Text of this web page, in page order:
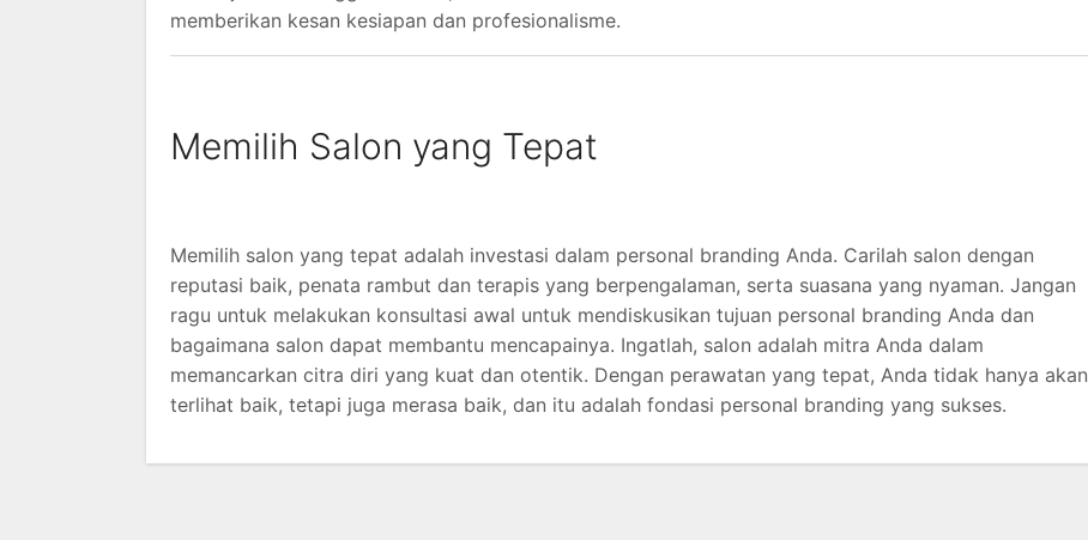
memberikan kesan kesiapan dan profesionalisme.
Memilih Salon yang Tepat
Memilih salon yang tepat adalah investasi dalam personal branding Anda. Carilah salon dengan
reputasi baik, penata rambut dan terapis yang berpengalaman, serta suasana yang nyaman. Jangan
ragu untuk melakukan konsultasi awal untuk mendiskusikan tujuan personal branding Anda dan
bagaimana salon dapat membantu mencapainya. Ingatlah, salon adalah mitra Anda dalam
memancarkan citra diri yang kuat dan otentik. Dengan perawatan yang tepat, Anda tidak hanya akan
terlihat baik, tetapi juga merasa baik, dan itu adalah fondasi personal branding yang sukses.